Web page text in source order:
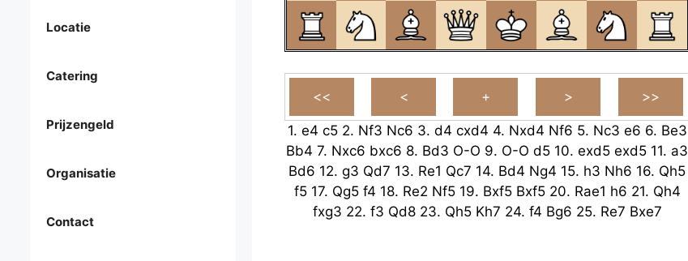
1. e4 c5 2. Nf3 Nc6 3. d4 cxd4 4. Nxd4 Nf6 5. Nc3 e6 6. Be3
Bb4 7. Nxc6 bxc6 8. Bd3 O-O 9. O-O d5 10. exd5 exd5 11. a3
Bd6 12. g3 Qd7 13. Re1 Qc7 14. Bd4 Ng4 15. h3 Nh6 16. Qh5
f5 17. Qg5 f4 18. Re2 Nf5 19. Bxf5 Bxf5 20. Rae1 h6 21. Qh4
fxg3 22. f3 Qd8 23. Qh5 Kh7 24. f4 Bg6 25. Re7 Bxe7
Locatie
Catering
Prijzengeld
Organisatie
Contact